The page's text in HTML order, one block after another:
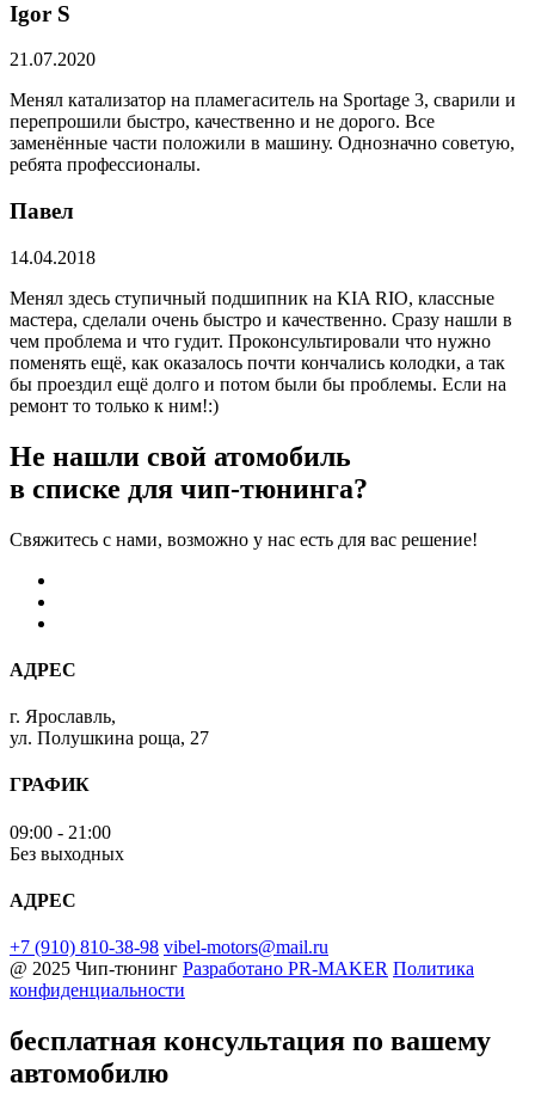
​Igor S
21.07.2020
Менял катализатор на пламегаситель на Sportage 3, сварили и
перепрошили быстро, качественно и не дорого. Все
заменённые части положили в машину. Однозначно советую,
ребята профессионалы.
Павел
14.04.2018
Менял здесь ступичный подшипник на KIA RIO, классные
мастера, сделали очень быстро и качественно. Сразу нашли в
чем проблема и что гудит. Проконсультировали что нужно
поменять ещё, как оказалось почти кончались колодки, а так
бы проездил ещё долго и потом были бы проблемы. Если на
ремонт то только к ним!:)
Не нашли свой атомобиль
в списке для чип-тюнинга?
Свяжитесь с нами, возможно у нас есть для вас решение!
АДРЕС
г. Ярославль,
ул. Полушкина роща, 27
ГРАФИК
09:00 - 21:00
Без выходных
АДРЕС
+7 (910) 810-38-98 vibel-motors@mail.ru
@ 2025 Чип-тюнинг Разработано PR-MAKER Политика
конфиденциальности
бесплатная консультация по вашему
автомобилю